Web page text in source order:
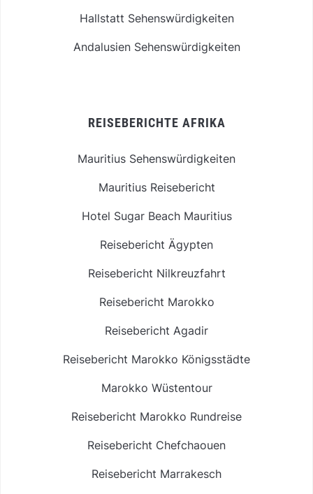
Hallstatt Sehenswürdigkeiten
Andalusien Sehenswürdigkeiten
REISEBERICHTE AFRIKA
Mauritius Sehenswürdigkeiten
Mauritius Reisebericht
Hotel Sugar Beach Mauritius
Reisebericht Ägypten
Reisebericht Nilkreuzfahrt
Reisebericht Marokko
Reisebericht Agadir
Reisebericht Marokko Königsstädte
Marokko Wüstentour
Reisebericht Marokko Rundreise
Reisebericht Chefchaouen
Reisebericht Marrakesch